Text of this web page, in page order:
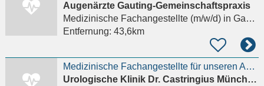
Augenärzte Gauting-Gemeinschaftspraxis
Medizinische Fachangestellte (m/w/d)in Gauting
Entfernung: 43,6km
Medizinische Fachangestellte für unseren Ambulanz-Empfang (w/m/d)
Urologische Klinik Dr. Castringius München Planegg